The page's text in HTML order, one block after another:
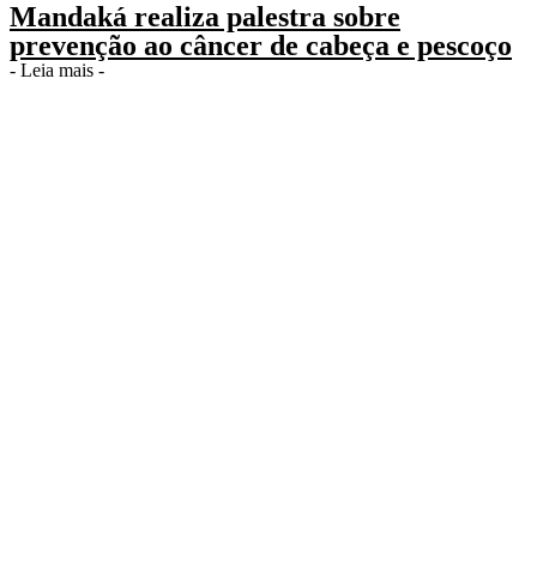
Mandaká realiza palestra sobre
prevenção ao câncer de cabeça e pescoço
- Leia mais -